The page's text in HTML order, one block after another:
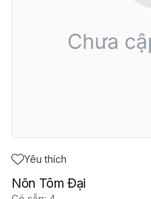
Yêu thích
Nõn Tôm Đại